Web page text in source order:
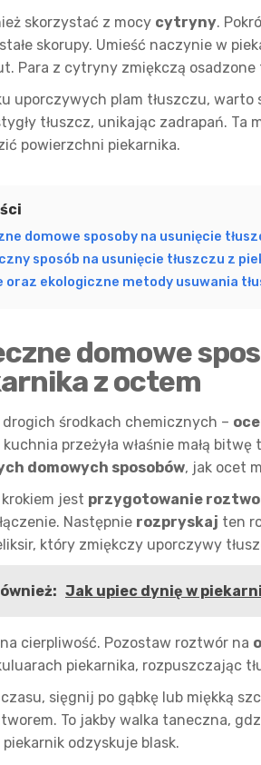
skorzystać z mocy cytryny.
skorupy. Umieść naczynie w
Para z cytryny zmiękczą osadzone
uporczywych plam tłuszczu, warto
tłuszcz, unikając zadrapań.
powierzchni piekarnika.
domowe sposoby na usunięcie
sposób na usunięcie tłuszczu z
oraz ekologiczne metody usuwania
domowe
z octem
drogich środkach chemicznych –
przeżyła właśnie małą
domowych sposobów, jak ocet
jest przygotowanie
Następnie rozpryskaj ten
który zmiękczy uporczywy
Jak upiec dynię w
cierpliwość. Pozostaw roztwór na
piekarnika, rozpuszczając
czasu, sięgnij po gąbkę lub miękką
To jakby walka taneczna,
odzyskuje blask.